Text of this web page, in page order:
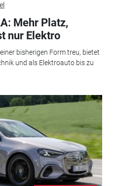
Mehr Platz,
nur Elektro
bisherigen Form treu, bietet
und als Elektroauto bis zu